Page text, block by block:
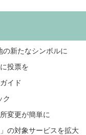
の新たなシンボルに
投票を
イド
ク
変更が簡単に
」の対象サービスを拡大